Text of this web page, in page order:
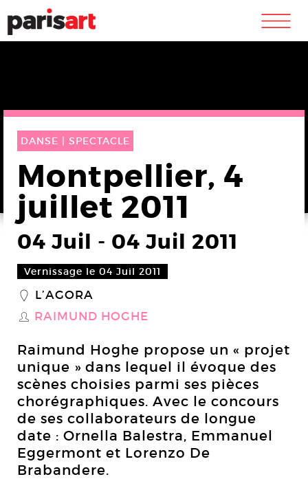
m
DANSE | SPECTACLE
Montpellier, 4
juillet 2011
04 Juil - 04 Juil 2011
Vernissage le 04 Juil 2011
_ L’AGORA
S RAIMUND HOGHE
Raimund Hoghe propose un « projet
unique » dans lequel il évoque des
scènes choisies parmi ses pièces
chorégraphiques. Avec le concours
de ses collaborateurs de longue
date : Ornella Balestra, Emmanuel
Eggermont et Lorenzo De
Brabandere.